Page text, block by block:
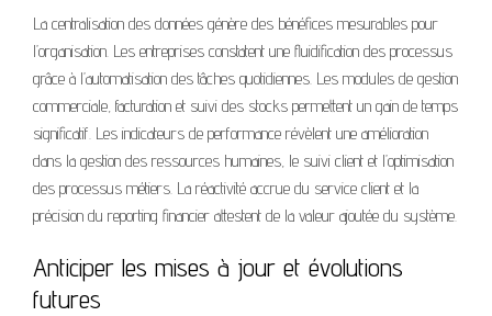
La centralisation des données génère des bénéfices mesurables pour
l’organisation. Les entreprises constatent une fluidification des processus
grâce à l’automatisation des tâches quotidiennes. Les modules de gestion
commerciale, facturation et suivi des stocks permettent un gain de temps
significatif. Les indicateurs de performance révèlent une amélioration
dans la gestion des ressources humaines, le suivi client et l’optimisation
des processus métiers. La réactivité accrue du service client et la
précision du reporting financier attestent de la valeur ajoutée du système.
Anticiper les mises à jour et évolutions
futures